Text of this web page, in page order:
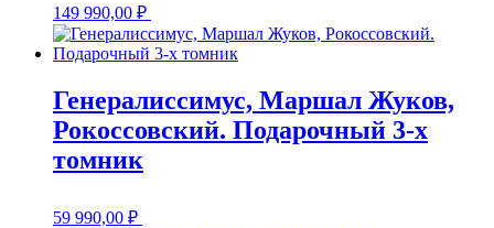
149 990,00 ₽
Генералиссимус, Маршал Жуков,
Рокоссовский. Подарочный 3-х
томник
59 990,00 ₽